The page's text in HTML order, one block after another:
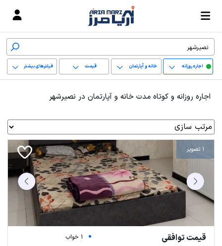
اجاره روزانه خانه و آپارتمان قیمت فیلترهای بیشتر
پاک کردن محدوده
انتخابی
اجاره روزانه و کوتاه مدت خانه و آپارتمان در نصیرشهر
1 تصویر
قیمت توافقی
1 خواب